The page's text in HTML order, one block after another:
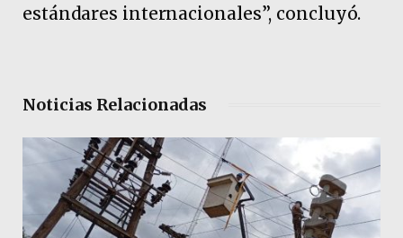
estándares internacionales”, concluyó.
Noticias Relacionadas